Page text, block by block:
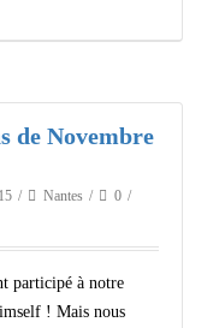
de Novembre
Nantes
0
participé à notre
! Mais nous